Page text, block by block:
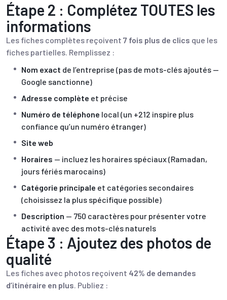
Étape 2 : Complétez TOUTES les
informations
Les fiches complètes reçoivent 7 fois plus de clics que les
fiches partielles. Remplissez :
Nom exact de l’entreprise (pas de mots-clés ajoutés —
Google sanctionne)
Adresse complète et précise
Numéro de téléphone local (un +212 inspire plus
confiance qu’un numéro étranger)
Site web
Horaires — incluez les horaires spéciaux (Ramadan,
jours fériés marocains)
Catégorie principale et catégories secondaires
(choisissez la plus spécifique possible)
Description — 750 caractères pour présenter votre
activité avec des mots-clés naturels
Étape 3 : Ajoutez des photos de
qualité
Les fiches avec photos reçoivent 42% de demandes
d’itinéraire en plus. Publiez :